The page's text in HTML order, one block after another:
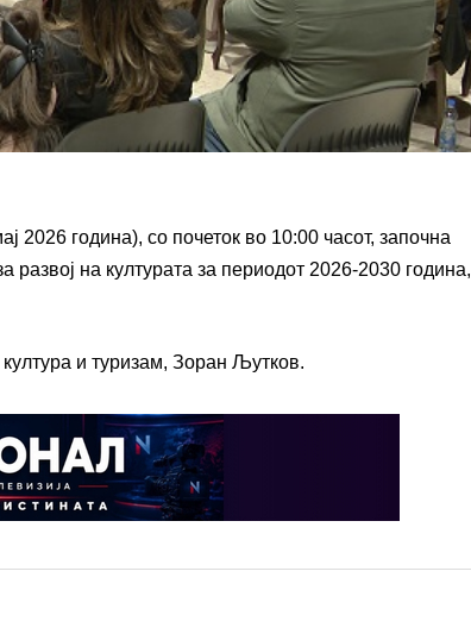
2026 година), со почеток во 10:00 часот, започна
развој на културата за периодот 2026-2030 година,
и туризам, Зоран Љутков.